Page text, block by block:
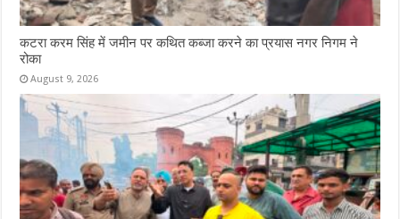
कटरा करम सिंह में जमीन पर कथित कब्जा करने का प्रयास नगर निगम ने
रोका
August 9, 2026